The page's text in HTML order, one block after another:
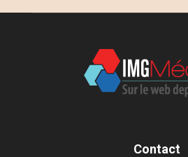
Contact